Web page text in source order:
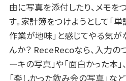
由に写真を添付したり、メモを
す。家計簿をつけようとして「
作業が地味」と感じてやる気が
んか？ ReceRecoなら、入力の
ーキの写真」や「面白かった本」
「楽しかった飲み会の写真」な